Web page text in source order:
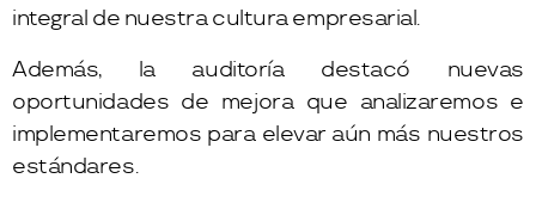
integral de nuestra cultura empresarial.
Además, la auditoría destacó nuevas
oportunidades de mejora que analizaremos e
implementaremos para elevar aún más nuestros
estándares.